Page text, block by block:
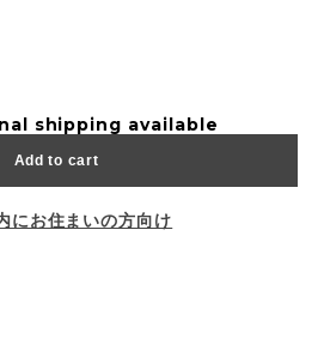
shipping available
Add to cart
にお住まいの方向け